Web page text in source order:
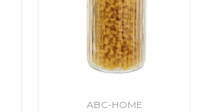
ABC-HOME